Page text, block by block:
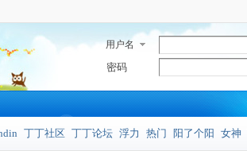
用户名
密码
丁丁社区 丁丁论坛 浮力 热门 阳了个阳 女神